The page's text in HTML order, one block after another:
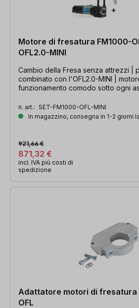
Motore di fresatura FM1000-
OFL2.0-MINI
Cambio della Fresa senza attrezzi |
combinato con l'OFL2.0-MINI |
funzionamento comodo sotto ogni
n. art.: SET-FM1000-OFL-MINI
In magazzino, consegna in 1-2 giorni
871,32 €
921,66 €
incl. IVA più costi di
spedizione
Adattatore motori di fresatura
OFL